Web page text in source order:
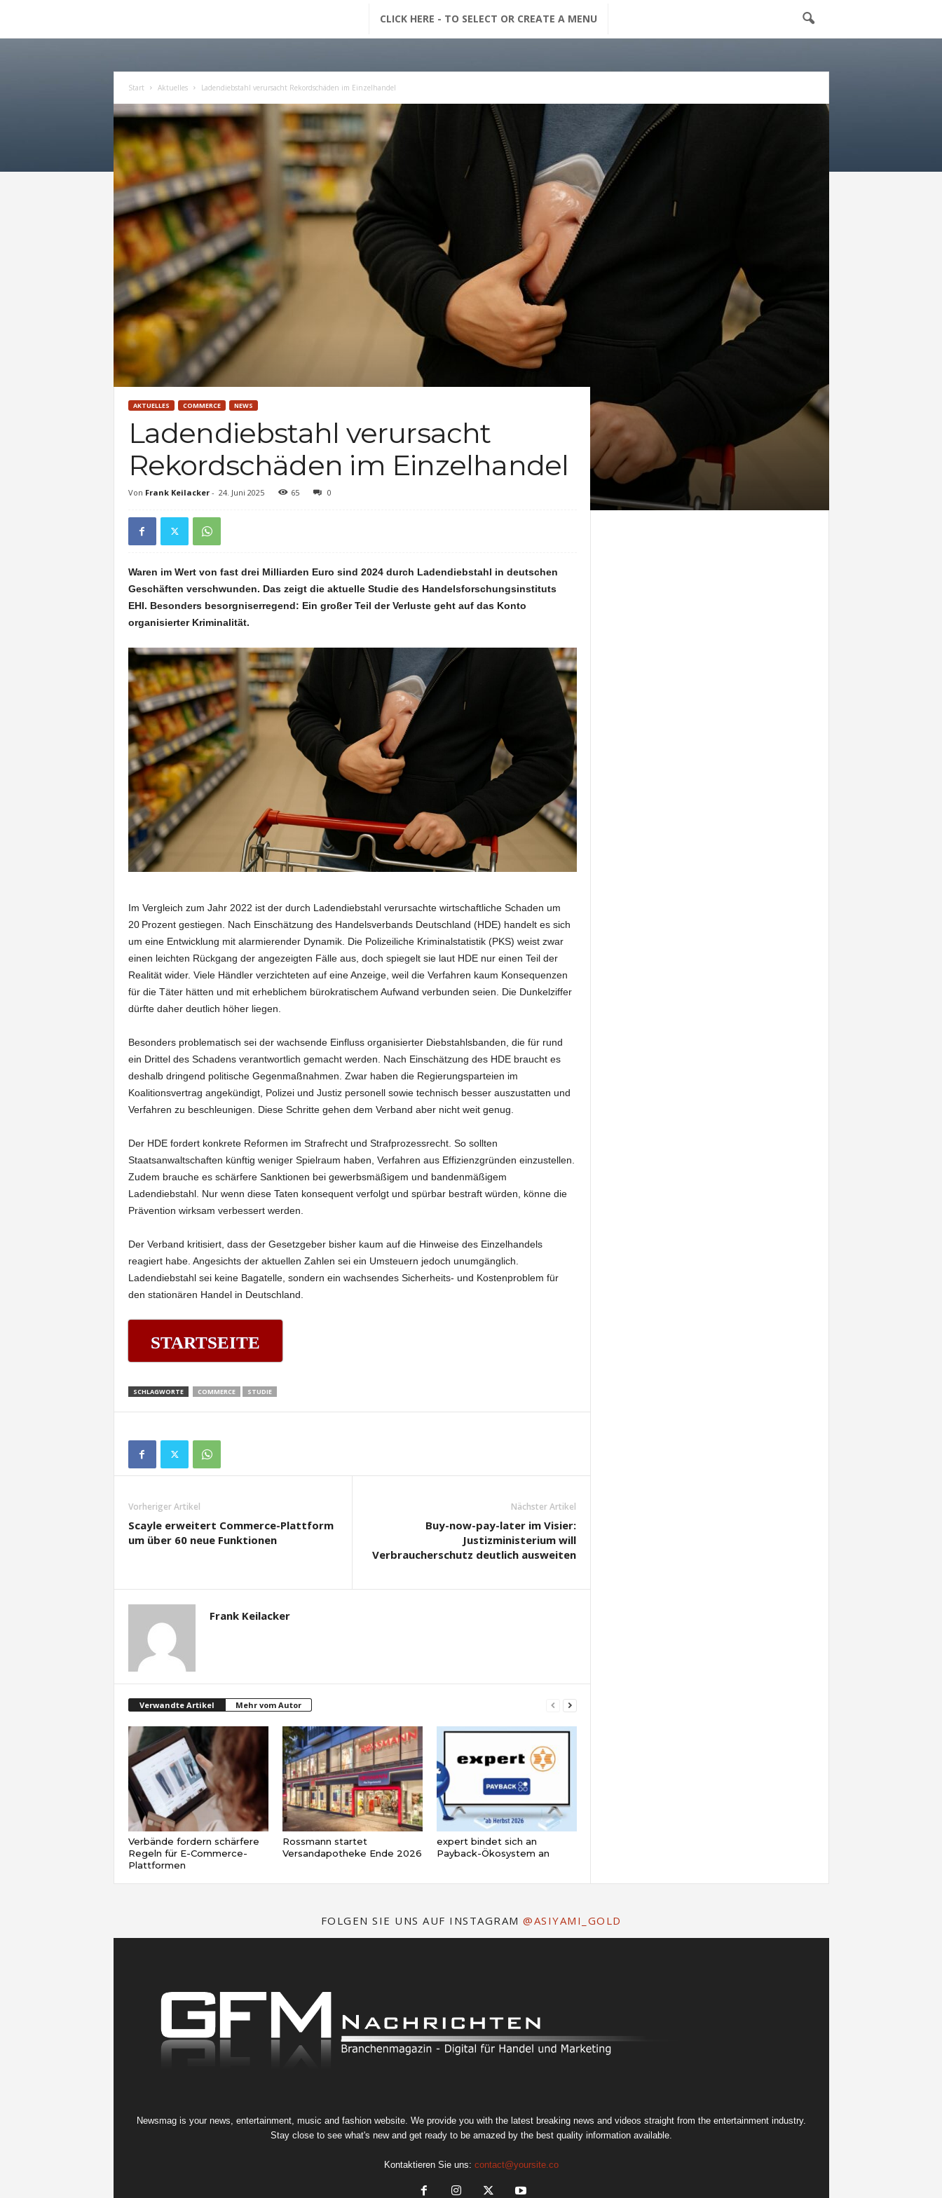
M
c
h
e
CLICK HERE - TO SELECT OR CREATE A MENU
Start Aktuelles Ladendiebstahl verursacht Rekordschäden im Einzelhandel
AKTUELLES COMMERCE NEWS
Ladendiebstahl verursacht
Rekordschäden im Einzelhandel
Von Frank Keilacker- 24. Juni 2025 65 0
Waren im Wert von fast drei Milliarden Euro sind 2024 durch Ladendiebstahl in deutschen
Geschäften verschwunden. Das zeigt die aktuelle Studie des Handelsforschungsinstituts
EHI. Besonders besorgniserregend: Ein großer Teil der Verluste geht auf das Konto
organisierter Kriminalität.
Im Vergleich zum Jahr 2022 ist der durch Ladendiebstahl verursachte wirtschaftliche Schaden um
20 Prozent gestiegen. Nach Einschätzung des Handelsverbands Deutschland (HDE) handelt es sich
um eine Entwicklung mit alarmierender Dynamik. Die Polizeiliche Kriminalstatistik (PKS) weist zwar
einen leichten Rückgang der angezeigten Fälle aus, doch spiegelt sie laut HDE nur einen Teil der
Realität wider. Viele Händler verzichteten auf eine Anzeige, weil die Verfahren kaum Konsequenzen
für die Täter hätten und mit erheblichem bürokratischem Aufwand verbunden seien. Die Dunkelziffer
dürfte daher deutlich höher liegen.
Besonders problematisch sei der wachsende Einfluss organisierter Diebstahlsbanden, die für rund
ein Drittel des Schadens verantwortlich gemacht werden. Nach Einschätzung des HDE braucht es
deshalb dringend politische Gegenmaßnahmen. Zwar haben die Regierungsparteien im
Koalitionsvertrag angekündigt, Polizei und Justiz personell sowie technisch besser auszustatten und
Verfahren zu beschleunigen. Diese Schritte gehen dem Verband aber nicht weit genug.
Der HDE fordert konkrete Reformen im Strafrecht und Strafprozessrecht. So sollten
Staatsanwaltschaften künftig weniger Spielraum haben, Verfahren aus Effizienzgründen einzustellen.
Zudem brauche es schärfere Sanktionen bei gewerbsmäßigem und bandenmäßigem
Ladendiebstahl. Nur wenn diese Taten konsequent verfolgt und spürbar bestraft würden, könne die
Prävention wirksam verbessert werden.
Der Verband kritisiert, dass der Gesetzgeber bisher kaum auf die Hinweise des Einzelhandels
reagiert habe. Angesichts der aktuellen Zahlen sei ein Umsteuern jedoch unumgänglich.
Ladendiebstahl sei keine Bagatelle, sondern ein wachsendes Sicherheits- und Kostenproblem für
den stationären Handel in Deutschland.
STARTSEITE
SCHLAGWORTE COMMERCE STUDIE
Vorheriger Artikel
Scayle erweitert Commerce-Plattform
um über 60 neue Funktionen
Nächster Artikel
Buy-now-pay-later im Visier:
Justizministerium will
Verbraucherschutz deutlich ausweiten
Frank Keilacker
Verwandte Artikel Mehr vom Autor
Verbände fordern schärfere
Regeln für E-Commerce-
Plattformen
Rossmann startet
Versandapotheke Ende 2026
expert bindet sich an
Payback-Ökosystem an
FOLGEN SIE UNS AUF INSTAGRAM @ASIYAMI_GOLD
Newsmag is your news, entertainment, music and fashion website. We provide you with the latest breaking news and videos straight from the entertainment industry.
Stay close to see what's new and get ready to be amazed by the best quality information available.
Kontaktieren Sie uns: contact@yoursite.co